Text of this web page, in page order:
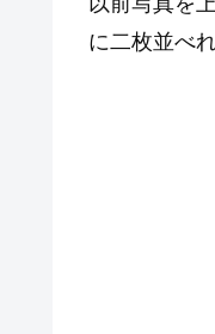
に二枚並べ